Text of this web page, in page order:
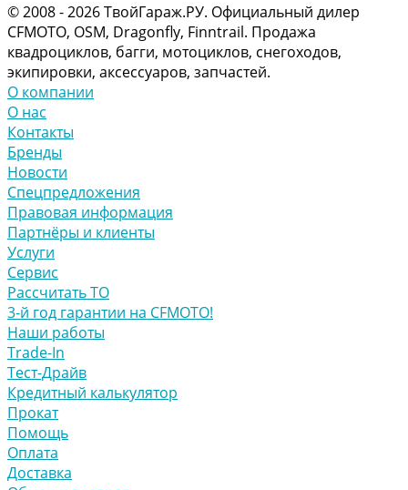
© 2008 - 2026 ТвойГараж.РУ. Официальный дилер
CFMOTO, OSM, Dragonfly, Finntrail. Продажа
квадроциклов, багги, мотоциклов, снегоходов,
экипировки, аксессуаров, запчастей.
О компании
О нас
Контакты
Бренды
Новости
Спецпредложения
Правовая информация
Партнёры и клиенты
Услуги
Сервис
Рассчитать ТО
3-й год гарантии на CFMOTO!
Наши работы
Trade-In
Тест-Драйв
Кредитный калькулятор
Прокат
Помощь
Оплата
Доставка